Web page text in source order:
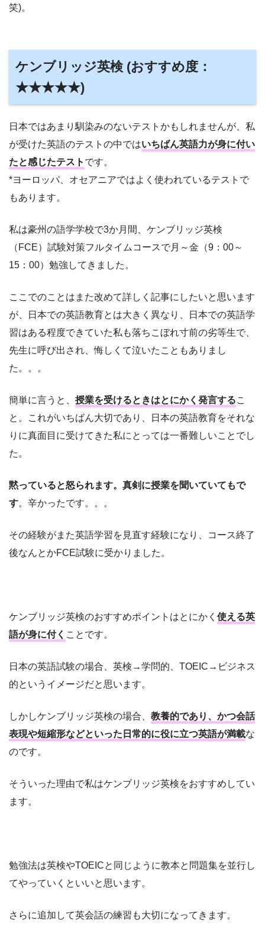
笑)。
ケンブリッジ英検 (おすすめ度：
★★★★★)
日本ではあまり馴染みのないテストかもしれませんが、私
が受けた英語のテストの中ではいちばん英語力が身に付い
たと感じたテスト です。
*ヨーロッパ、オセアニアではよく使われているテストで
もあります。
私は豪州の語学学校で3か月間、ケンブリッジ英検
（FCE）試験対策フルタイムコースで月～金（9：00～
15：00）勉強してきました。
ここでのことはまた改めて詳しく記事にしたいと思います
が、日本での英語教育とは大きく異なり、日本での英語学
習はある程度できていた私も落ちこぼれ寸前の劣等生で、
先生に呼び出され、悔しくて泣いたこともありまし
た。。。
簡単に言うと、 授業を受けるときはとにかく発言するこ
と。これがいちばん大切であり、日本の英語教育をそれな
りに真面目に受けてきた私にとっては一番難しいことでし
た。
黙っていると怒られます。真剣に授業を聞いていてもで
す。辛かったです。。。
その経験がまた英語学習を見直す経験になり、コース終了
後なんとかFCE試験に受かりました。
ケンブリッジ英検のおすすめポイントはとにかく 使える英
語が身に付く ことです。
日本の英語試験の場合、英検→学問的、TOEIC→ビジネス
的というイメージだと思います。
しかしケンブリッジ英検の場合、 教養的であり、かつ会話
表現や短縮形などといった日常的に役に立つ英語が満載な
のです。
そういった理由で私はケンブリッジ英検をおすすめしてい
ます。
勉強法は英検やTOEICと同じように教本と問題集を並行し
てやっていくといいと思います。
さらに追加して英会話の練習も大切になってきます。